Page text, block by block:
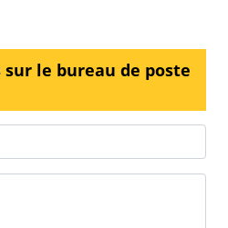
le bureau de poste